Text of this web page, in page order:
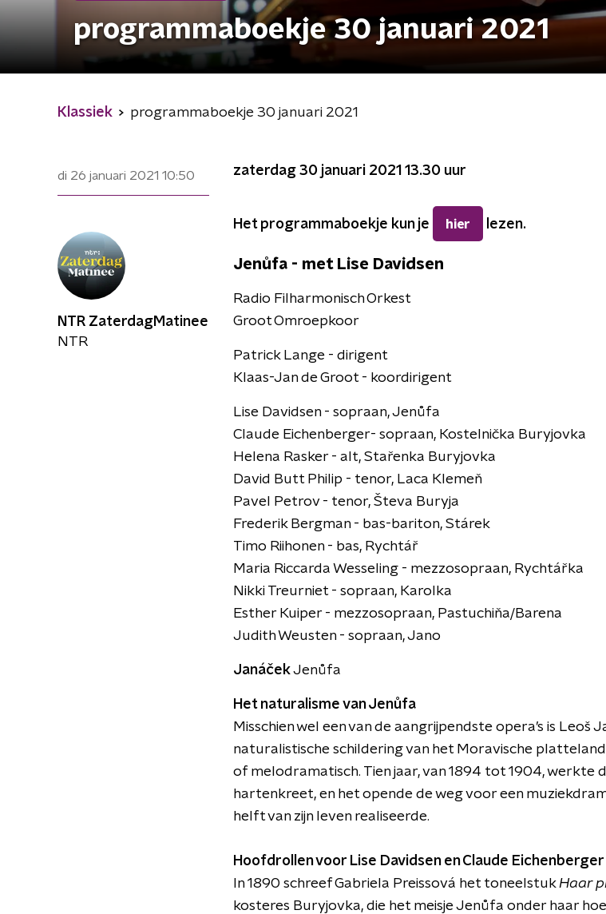
programmaboekje 30 januari 2021
Klassiek programmaboekje 30 januari 2021
di 26 januari 2021 10:50 zaterdag 30 januari 2021 13.30 uur
Het programmaboekje kun je hier lezen.
Jenůfa - met Lise Davidsen
Radio Filharmonisch Orkest
Groot Omroepkoor
Patrick Lange - dirigent
Klaas-Jan de Groot - koordirigent
Lise Davidsen - sopraan, Jenůfa
Claude Eichenberger- sopraan, Kostelnička Buryjovka
Helena Rasker - alt, Stařenka Buryjovka
David Butt Philip - tenor, Laca Klemeň
Pavel Petrov - tenor, Števa Buryja
Frederik Bergman - bas-bariton, Stárek
Timo Riihonen - bas, Rychtář
Maria Riccarda Wesseling - mezzosopraan, Rychtářka
Nikki Treurniet - sopraan, Karolka
Esther Kuiper - mezzosopraan, Pastuchiňa/Barena
Judith Weusten - sopraan, Jano
JanáčekJenůfa
Het naturalisme van Jenůfa
Misschien wel een van de aangrijpendste opera’s is Leoš
naturalistische schildering van het Moravische
of melodramatisch. Tien jaar, van 1894 tot 1904, werkte
hartenkreet, en het opende de weg voor een
helft van zijn leven realiseerde.
Hoofdrollen voor Lise Davidsen en Claude Eichenberger
In 1890 schreef Gabriela Preissová het toneelstukHaar
kosteres Buryjovka, die het meisje Jenůfa onder haar
NTR ZaterdagMatinee
NTR